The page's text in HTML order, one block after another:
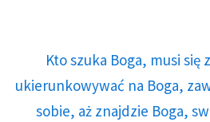
Kto szuka Boga, musi
ukierunkowywać na Boga,
sobie, aż znajdzie Boga,